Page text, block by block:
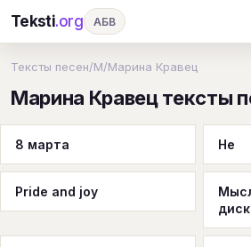
Teksti.org АБВ
И К Л М Н О
Т У Ф Х Ц Ч
Я En A B C D
H I M
Q R S T U V
Тексты песен/М/Марина Кравец
Марина Кравец тексты
8 марта He
Pride and joy